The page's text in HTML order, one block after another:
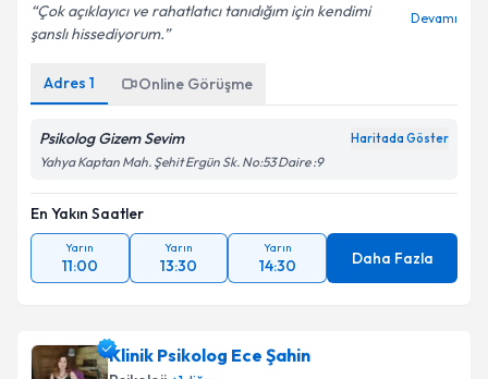
Çok açıklayıcı ve rahatlatıcı tanıdığım için kendimi
şanslı hissediyorum.
Devamı
Adres 1 Online Görüşme
Psikolog Gizem Sevim Haritada Göster
Yahya Kaptan Mah. Şehit Ergün Sk. No:53 Daire :9
En Yakın Saatler
Yarın
11:00
Yarın
13:30
Yarın
14:30 Daha Fazla
Klinik Psikolog Ece Şahin